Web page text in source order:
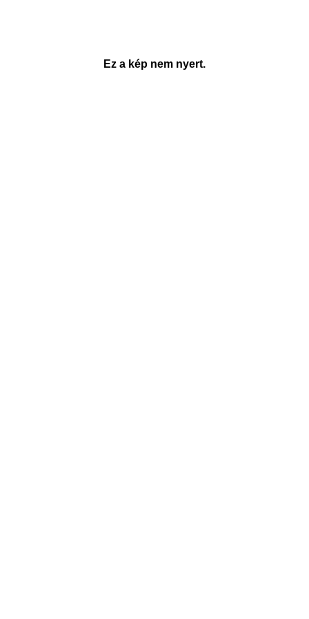
Ez a kép nem nyert.